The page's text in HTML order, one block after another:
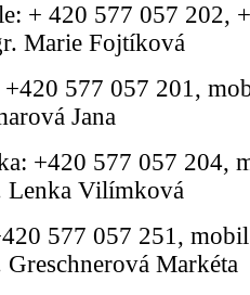
+ 420 577 057 202,
Marie Fojtíková
577 057 201,
Jana
+420 577 057 204,
Lenka Vilímková
577 057 251,
Markéta